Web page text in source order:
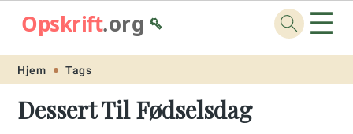
Skip
primary
Skip
main
Skip
primary
Skip
footer
Opskrift.org🥄 ☰
Hjem Tags
Dessert Til Fødselsdag